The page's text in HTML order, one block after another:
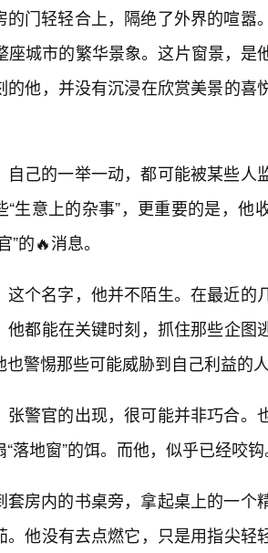
的门轻轻合上，隔绝了外界的喧嚣
座城市的繁华景象。这片窗景，是
的他，并没有沉浸在欣赏美景的喜
自己的一举一动，都可能被某些人
“生意上的杂事”，更重要的是，
”的🔥消息。
这个名字，他并不陌生。在最近的
他都能在关键时刻，抓住那些企图
警惕那些可能威胁到自己利益的人
张警官的出现，很可能并非巧合。
落地窗”的饵。而他，似乎已经咬钩
套房内的书桌旁，拿起桌上的一个
。他没有去点燃它，只是用指尖轻